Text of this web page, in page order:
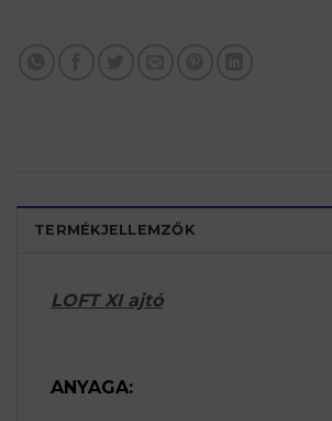
TERMÉKJELLEMZŐK
LOFT XI ajtó
ANYAGA: